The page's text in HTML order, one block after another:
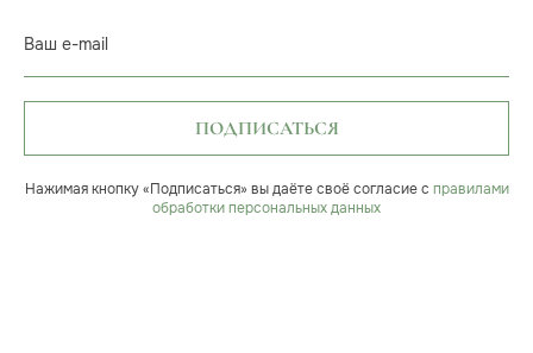
Ваш e-mail
ПОДПИСАТЬСЯ
Нажимая кнопку «Подписаться» вы даёте своё согласие с правилами
обработки персональных данных